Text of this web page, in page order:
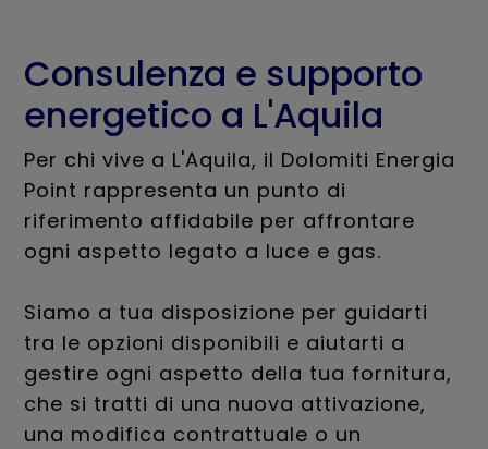
Consulenza e supporto
energetico a L'Aquila
Per chi vive a L'Aquila, il Dolomiti Energia
Point rappresenta un punto di
riferimento affidabile per affrontare
ogni aspetto legato a luce e gas.
Siamo a tua disposizione per guidarti
tra le opzioni disponibili e aiutarti a
gestire ogni aspetto della tua fornitura,
che si tratti di una nuova attivazione,
una modifica contrattuale o un